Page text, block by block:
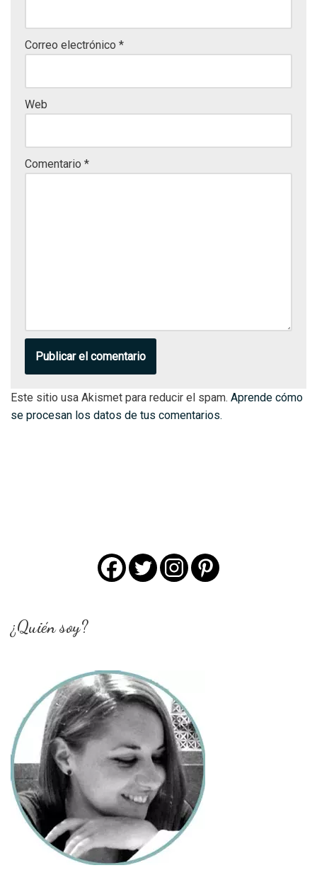
Correo electrónico *
Web
Comentario *
Este sitio usa Akismet para reducir el spam. Aprende cómo
se procesan los datos de tus comentarios.
¿Quién soy?